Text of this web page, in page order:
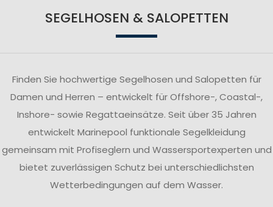
SEGELHOSEN & SALOPETTEN
Finden Sie hochwertige Segelhosen und Salopetten für
Damen und Herren – entwickelt für Offshore-, Coastal-,
Inshore- sowie Regattaeinsätze. Seit über 35 Jahren
entwickelt Marinepool funktionale Segelkleidung
gemeinsam mit Profiseglern und Wassersportexperten und
bietet zuverlässigen Schutz bei unterschiedlichsten
Wetterbedingungen auf dem Wasser.